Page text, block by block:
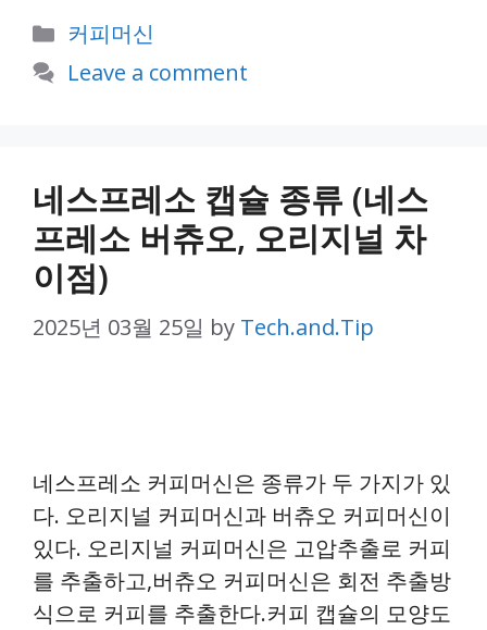
Categories
커피머신
Leave a comment
네스프레소 캡슐 종류 (네스
프레소 버츄오, 오리지널 차
이점)
2025년 03월 25일 by Tech.and.Tip
네스프레소 커피머신은 종류가 두 가지가 있
다. 오리지널 커피머신과 버츄오 커피머신이
있다. 오리지널 커피머신은 고압추출로 커피
를 추출하고,버츄오 커피머신은 회전 추출방
식으로 커피를 추출한다.커피 캡슐의 모양도